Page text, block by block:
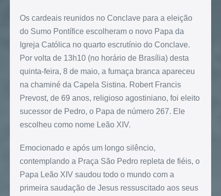
Os cardeais reunidos no Conclave para a eleição
do Sumo Pontífice escolheram o novo Papa da
Igreja Católica no quarto escrutínio do Conclave.
Por volta de 13h10 (no horário de Brasília) desta
quinta-feira, 8 de maio, a fumaça branca apareceu
na chaminé da Capela Sistina. Robert Francis
Prevost, de 69 anos, religioso agostiniano, foi eleito
sucessor de Pedro, o Papa de número 267. Ele
escolheu como nome Leão XIV.
Emocionado e após um longo silêncio,
contemplando a Praça São Pedro repleta de fiéis, o
Papa Leão XIV saudou todo o mundo com a
primeira saudação de Jesus ressuscitado aos seus